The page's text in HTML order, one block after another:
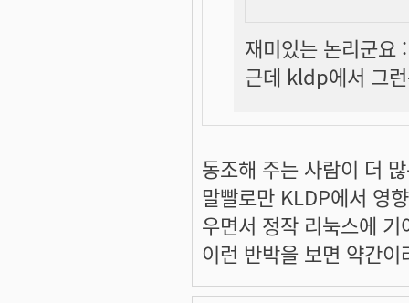
재미있는 논리군요
근데 kldp에서 그
동조해 주는 사람이 더
말빨로만 KLDP에서 영
우면서 정작 리눅스에
이런 반박을 보면 약간